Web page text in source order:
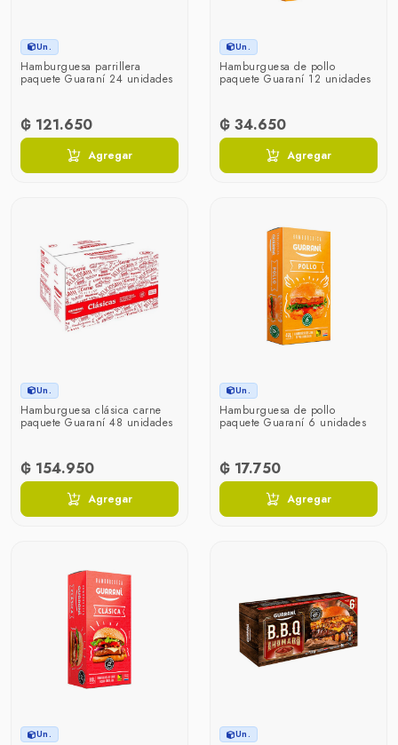
Un.
Hamburguesa parrillera
paquete Guaraní 24 unidades
₲ 121.650
Agregar
Un.
Hamburguesa de pollo
paquete Guaraní 12 unidades
₲ 34.650
Agregar
Un.
Hamburguesa clásica carne
paquete Guaraní 48 unidades
₲ 154.950
Agregar
Un.
Hamburguesa de pollo
paquete Guaraní 6 unidades
₲ 17.750
Agregar
Un. Un.